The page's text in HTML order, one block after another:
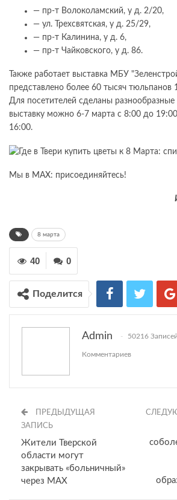
— пр-т Волоколамский, у д. 2/20,
— ул. Трехсвятская, у д. 25/29,
— пр-т Калинина, у д. 6,
— пр-т Чайковского, у д. 86.
Также работает выставка МБУ
представлено более 60 тысяч тюльпанов
Для посетителей сделаны
выставку можно 6-7 марта с 8:00 до
16:00.
Мы в МАХ: присоединяйтесь!
8 марта
0
40
Поделится
Admin 50216 Записей
Комментариев
ПРЕДЫДУЩАЯ
ЗАПИСЬ
Жители Тверской
области могут
закрывать «больничный»
через MAX